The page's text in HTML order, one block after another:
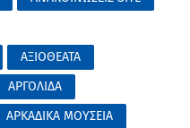
ΑΞΙΟΘΕΑΤΑ
ΑΡΓΟΛΙΔΑ
ΑΡΚΑΔΙΚΑ ΜΟΥΣΕΙΑ